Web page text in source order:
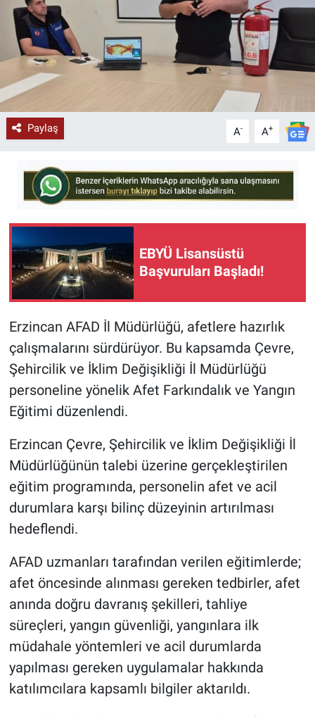
Paylaş A- A+
EBYÜ Lisansüstü
Başvuruları Başladı!
Erzincan AFAD İl Müdürlüğü, afetlere hazırlık
çalışmalarını sürdürüyor. Bu kapsamda Çevre,
Şehircilik ve İklim Değişikliği İl Müdürlüğü
personeline yönelik Afet Farkındalık ve Yangın
Eğitimi düzenlendi.
Erzincan Çevre, Şehircilik ve İklim Değişikliği İl
Müdürlüğünün talebi üzerine gerçekleştirilen
eğitim programında, personelin afet ve acil
durumlara karşı bilinç düzeyinin artırılması
hedeflendi.
AFAD uzmanları tarafından verilen eğitimlerde;
afet öncesinde alınması gereken tedbirler, afet
anında doğru davranış şekilleri, tahliye
süreçleri, yangın güvenliği, yangınlara ilk
müdahale yöntemleri ve acil durumlarda
yapılması gereken uygulamalar hakkında
katılımcılara kapsamlı bilgiler aktarıldı.